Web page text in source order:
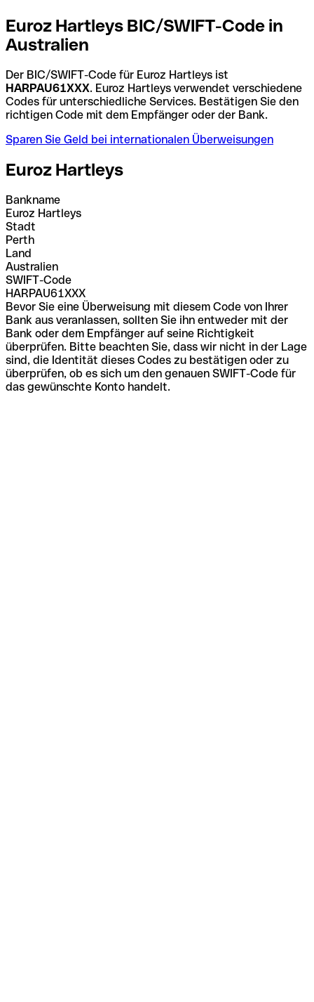
Euroz Hartleys BIC/SWIFT-Code in
Australien
Der BIC/SWIFT-Code für Euroz Hartleys ist
HARPAU61XXX. Euroz Hartleys verwendet verschiedene
Codes für unterschiedliche Services. Bestätigen Sie den
richtigen Code mit dem Empfänger oder der Bank.
Sparen Sie Geld bei internationalen Überweisungen
Euroz Hartleys
Bankname
Euroz Hartleys
Stadt
Perth
Land
Australien
SWIFT-Code
HARPAU61XXX
Bevor Sie eine Überweisung mit diesem Code von Ihrer
Bank aus veranlassen, sollten Sie ihn entweder mit der
Bank oder dem Empfänger auf seine Richtigkeit
überprüfen. Bitte beachten Sie, dass wir nicht in der Lage
sind, die Identität dieses Codes zu bestätigen oder zu
überprüfen, ob es sich um den genauen SWIFT-Code für
das gewünschte Konto handelt.